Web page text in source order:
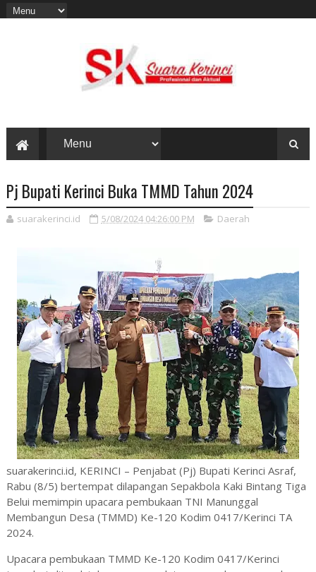
Pj Bupati Kerinci Buka TMMD Tahun 2024
suarakerinci.id 5/08/2024 04:26:00 PM Daerah
suarakerinci.id, KERINCI – Penjabat (Pj) Bupati Kerinci Asraf,
Rabu (8/5) bertempat dilapangan Sepakbola Kaki Bintang Tiga
Belui memimpin upacara pembukaan TNI Manunggal
Membangun Desa (TMMD) Ke-120 Kodim 0417/Kerinci TA
2024.
Upacara pembukaan TMMD Ke-120 Kodim 0417/Kerinci